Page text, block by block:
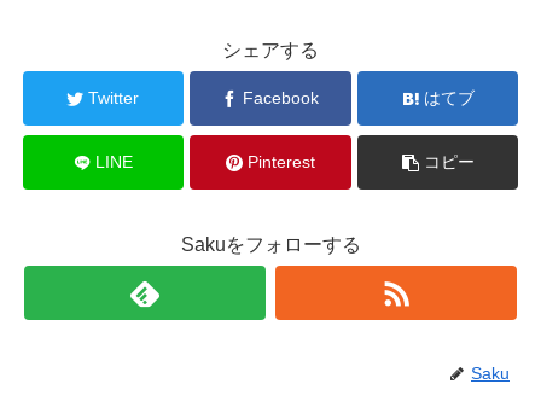
シェアする
Twitter Facebook はてブ
LINE Pinterest コピー
Sakuをフォローする
Saku